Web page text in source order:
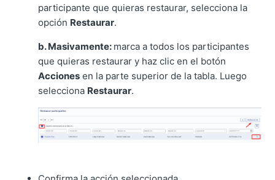
participante que quieras restaurar, selecciona la
opción Restaurar.
b. Masivamente: marca a todos los participantes
que quieras restaurar y haz clic en el botón
Acciones en la parte superior de la tabla. Luego
selecciona Restaurar.